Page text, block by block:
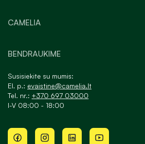
CAMELIA
BENDRAUKIME
Susisiekite su mumis:
El. p.: evaistine@camelia.lt
Tel. nr.: +370 697 03000
I-V 08:00 - 18:00